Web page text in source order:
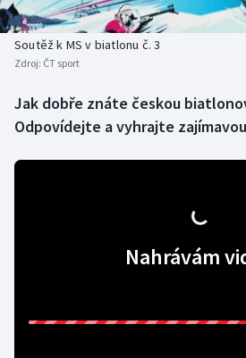
Baseball a softbal
Basketbal
Biatlon
Soutěže
Historické návraty
Aplikace ČT sport
Soutěž k MS v biatlonu č. 3
Zdroj: ČT sport
Jak dobře znáte českou
Odpovídejte a vyhrajte
Nahrávám